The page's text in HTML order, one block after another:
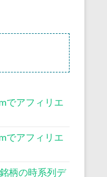
でアフィリエ
でアフィリエ
柄の時系列デ